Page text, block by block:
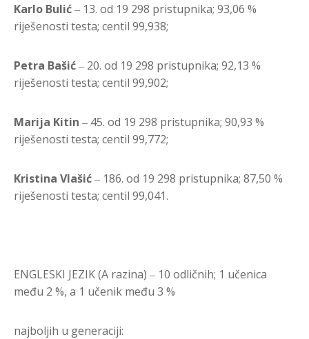
Karlo Bulić‒ 13. od 19 298 pristupnika; 93,06 %
riješenosti testa; centil 99,938;
Petra Bašić‒ 20. od 19 298 pristupnika; 92,13 %
riješenosti testa; centil 99,902;
Marija Kitin ‒ 45. od 19 298 pristupnika; 90,93 %
riješenosti testa; centil 99,772;
Kristina Vlašić‒ 186. od 19 298 pristupnika; 87,50 %
riješenosti testa; centil 99,041.
ENGLESKI JEZIK (A razina) ‒ 10 odličnih; 1 učenica
među 2 %, a 1 učenik među 3 %
najboljih u generaciji: